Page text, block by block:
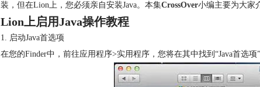
装，但在Lion上，您必须亲自安装Java。本集CrossOver小编主要为大家
Lion上启用Java操作教程
1. 启动Java首选项
在您的Finder中，前往应用程序>实用程序，您将在其中找到“Java首选项